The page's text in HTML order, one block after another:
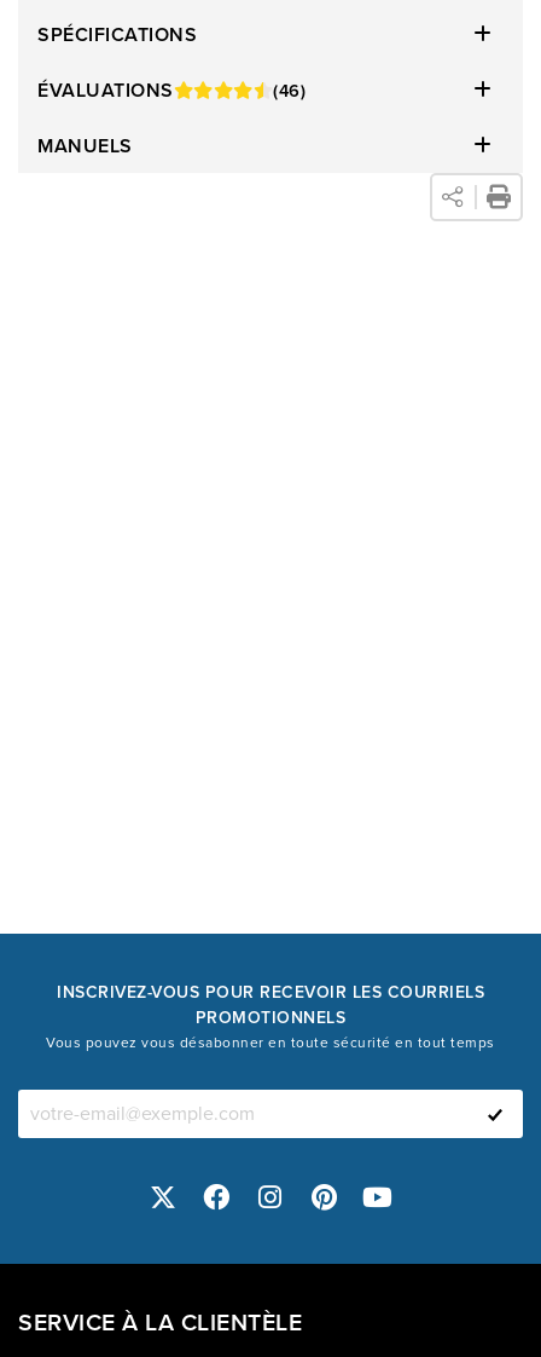
SPÉCIFICATIONS
ÉVALUATIONS
(46)
MANUELS
INSCRIVEZ-VOUS POUR RECEVOIR LES COURRIELS
PROMOTIONNELS
Vous pouvez vous désabonner en toute sécurité en tout temps
SERVICE À LA CLIENTÈLE